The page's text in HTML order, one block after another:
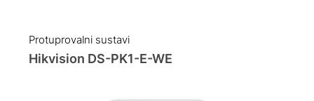
Protuprovalni sustavi
Hikvision DS-PK1-E-WE